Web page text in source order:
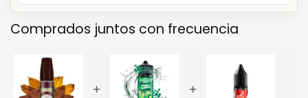
Comprados juntos con frecuencia
+ +